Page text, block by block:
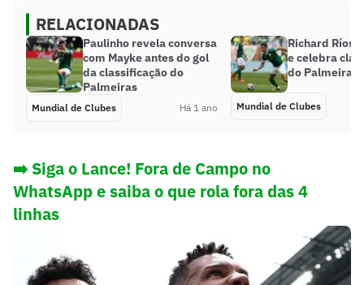
RELACIONADAS
Paulinho revela conversa
com Mayke antes do gol
da classificação do
Palmeiras
Mundial de Clubes Há 1 ano
Richard Ríos
e celebra
do Palmeiras
Mundial de Clubes
➡️ Siga o Lance! Fora de Campo no
WhatsApp e saiba o que rola fora das 4
linhas